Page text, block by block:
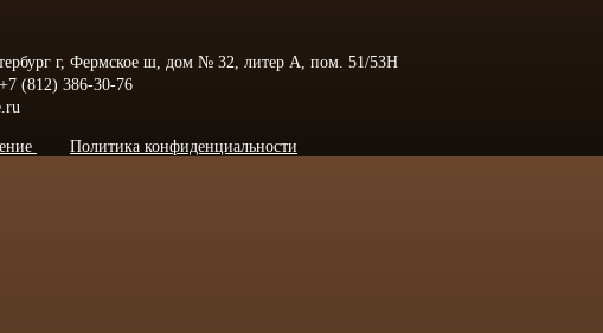
г, Фермское ш, дом № 32, литер А, пом. 51/53Н
(812) 386-30-76
Политика конфиденциальности